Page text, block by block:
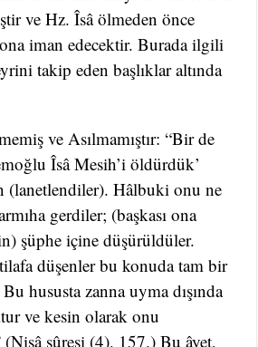
ve Hz. Îsâ ölmeden önce
iman edecektir. Burada ilgili
takip eden başlıklar altında
ve Asılmamıştır: “Bir de
Îsâ Mesih’i öldürdük’
(lanetlendiler). Hâlbuki onu ne
gerdiler; (başkası ona
şüphe içine düşürüldüler.
düşenler bu konuda tam bir
hususta zanna uyma dışında
ve kesin olarak onu
sûresi (4), 157.) Bu âyet,